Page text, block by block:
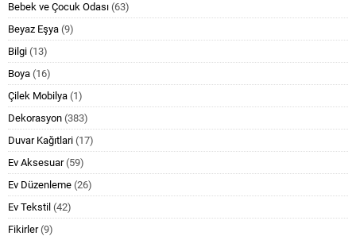
Bebek ve Çocuk Odası (63)
Beyaz Eşya (9)
Bilgi (13)
Boya (16)
Çilek Mobilya (1)
Dekorasyon (383)
Duvar Kağıtlari (17)
Ev Aksesuar(59)
Ev Düzenleme (26)
Ev Tekstil (42)
Fikirler(9)